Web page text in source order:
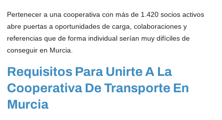
Pertenecer a una cooperativa con más de 1.420 socios activos
abre puertas a oportunidades de carga, colaboraciones y
referencias que de forma individual serían muy difíciles de
conseguir en Murcia.
Requisitos Para Unirte A La
Cooperativa De Transporte En
Murcia